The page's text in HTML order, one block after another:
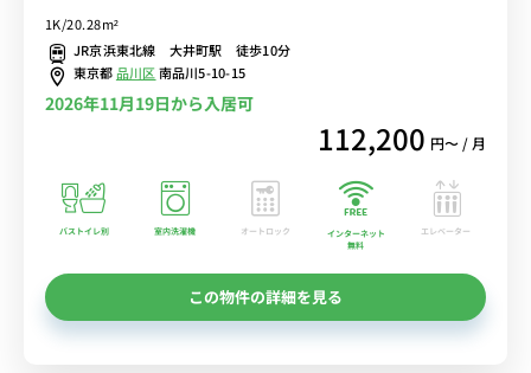
1K/20.28m²
JR京浜東北線 大井町駅 徒歩10分
東京都品川区南品川5-10-15
2026年11月19日から入居可
112,200 円〜 / 月
バストイレ別 室内洗濯機 オートロック
インターネット
無料
エレベーター
この物件の詳細を見る